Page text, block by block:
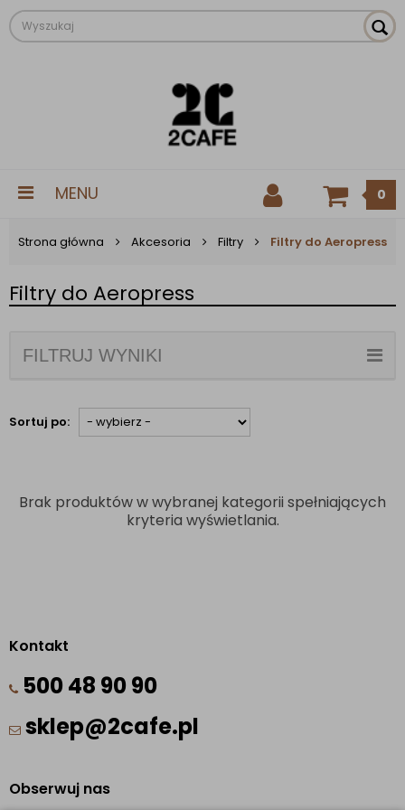
MENU 0
Strona główna Akcesoria Filtry Filtry do Aeropress
Filtry do Aeropress
FILTRUJ WYNIKI
Sortuj po:
Brak produktów w wybranej kategorii spełniających
kryteria wyświetlania.
Kontakt
500 48 90 90
sklep@2cafe.pl
Obserwuj nas